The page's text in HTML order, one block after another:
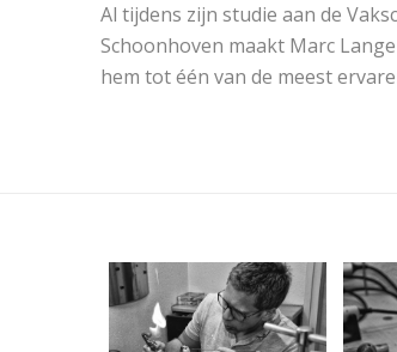
Al tijdens zijn studie aan de
Schoonhoven maakt Marc
hem tot één van de meest